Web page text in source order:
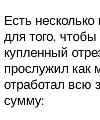
Есть
для того, чтобы
купленный
прослужил как
отработал всю
сумму: